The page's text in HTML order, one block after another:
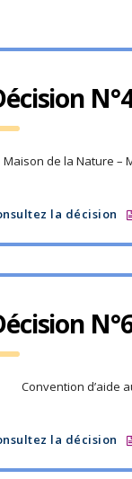
Maison de la Nature –
la décision
Convention d’aide
la décision